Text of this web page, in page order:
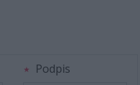
Podpis